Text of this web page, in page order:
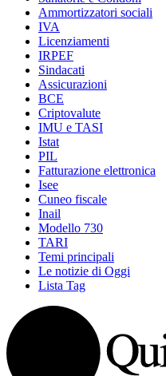
Ammortizzatori sociali
IVA
Licenziamenti
IRPEF
Sindacati
Assicurazioni
BCE
Criptovalute
IMU e TASI
Istat
PIL
Fatturazione elettronica
Isee
Cuneo fiscale
Inail
Modello 730
TARI
Temi principali
Le notizie di Oggi
Lista Tag